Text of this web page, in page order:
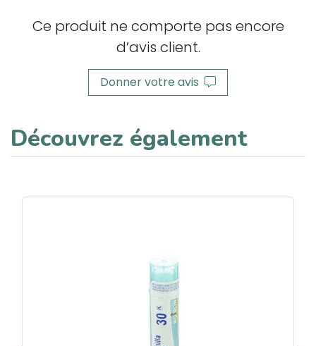
Ce produit ne comporte pas encore
d’avis client.
Donner votre avis
Découvrez également